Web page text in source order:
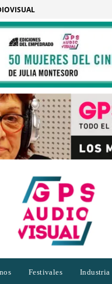
Festivales Industria